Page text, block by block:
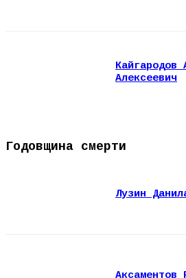
Кайгародов
Алексеевич
Годовщина смерти
Лузин
Аксаментов